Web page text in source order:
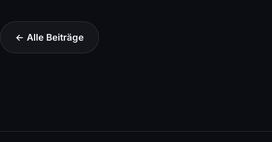
← Alle Beiträge